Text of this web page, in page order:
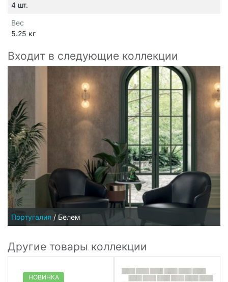
4 шт.
Вес
5.25 кг
Входит в следующие коллекции
Португалия / Белем
Другие товары коллекции
НОВИНКА